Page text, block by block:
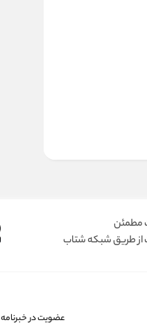
مطمئن
از طریق شبکه شتاب
عضویت در خبرنامه